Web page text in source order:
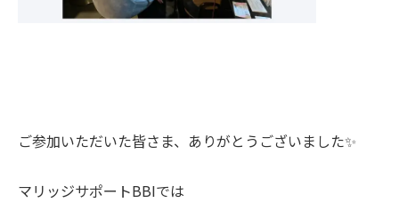
ご参加いただいた皆さま、ありがとうございました✨
マリッジサポートBBIでは